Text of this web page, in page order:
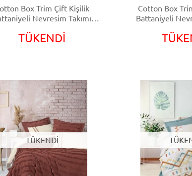
Box Trim Çift Kişilik
Nevresim Takımı
TÜKENDİ
Cotton Box
Battaniyeli
TÜKENDİ